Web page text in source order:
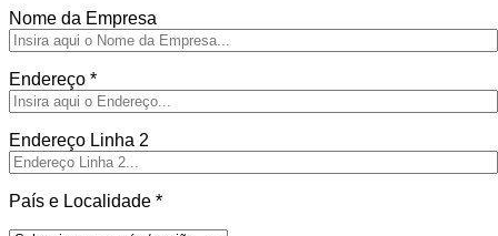
Nome da Empresa
Endereço *
Endereço Linha 2
País e Localidade *